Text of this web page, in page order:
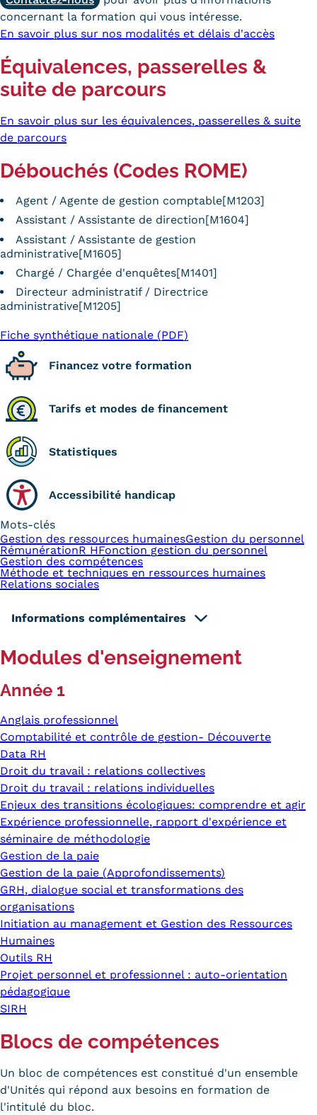
concernant la formation qui vous intéresse.
En savoir plus sur nos modalités et délais d'accès
Équivalences, passerelles &
suite de parcours
En savoir plus sur les équivalences, passerelles & suite
de parcours
Débouchés (Codes ROME)
Agent / Agente de gestion comptable[M1203]
Assistant / Assistante de direction[M1604]
Assistant / Assistante de gestion
administrative[M1605]
Chargé / Chargée d'enquêtes[M1401]
Directeur administratif / Directrice
administrative[M1205]
Fiche synthétique nationale (PDF)
Financez votre formation
Tarifs et modes de financement
Statistiques
Accessibilité handicap
Mots-clés
Gestion des ressources humainesGestion du personnel
RémunérationR HFonction gestion du personnel
Gestion des compétences
Méthode et techniques en ressources humaines
Relations sociales
Informations complémentaires
Modules d'enseignement
Année 1
Anglais professionnel
Comptabilité et contrôle de gestion- Découverte
Data RH
Droit du travail : relations collectives
Droit du travail : relations individuelles
Enjeux des transitions écologiques: comprendre et agir
Expérience professionnelle, rapport d'expérience et
séminaire de méthodologie
Gestion de la paie
Gestion de la paie (Approfondissements)
GRH, dialogue social et transformations des
organisations
Initiation au management et Gestion des Ressources
Humaines
Outils RH
Projet personnel et professionnel : auto-orientation
pédagogique
SIRH
Blocs de compétences
Un bloc de compétences est constitué d'un ensemble
d'Unités qui répond aux besoins en formation de
l'intitulé du bloc.